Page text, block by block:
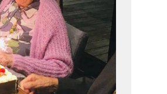
Kies dit gedicht